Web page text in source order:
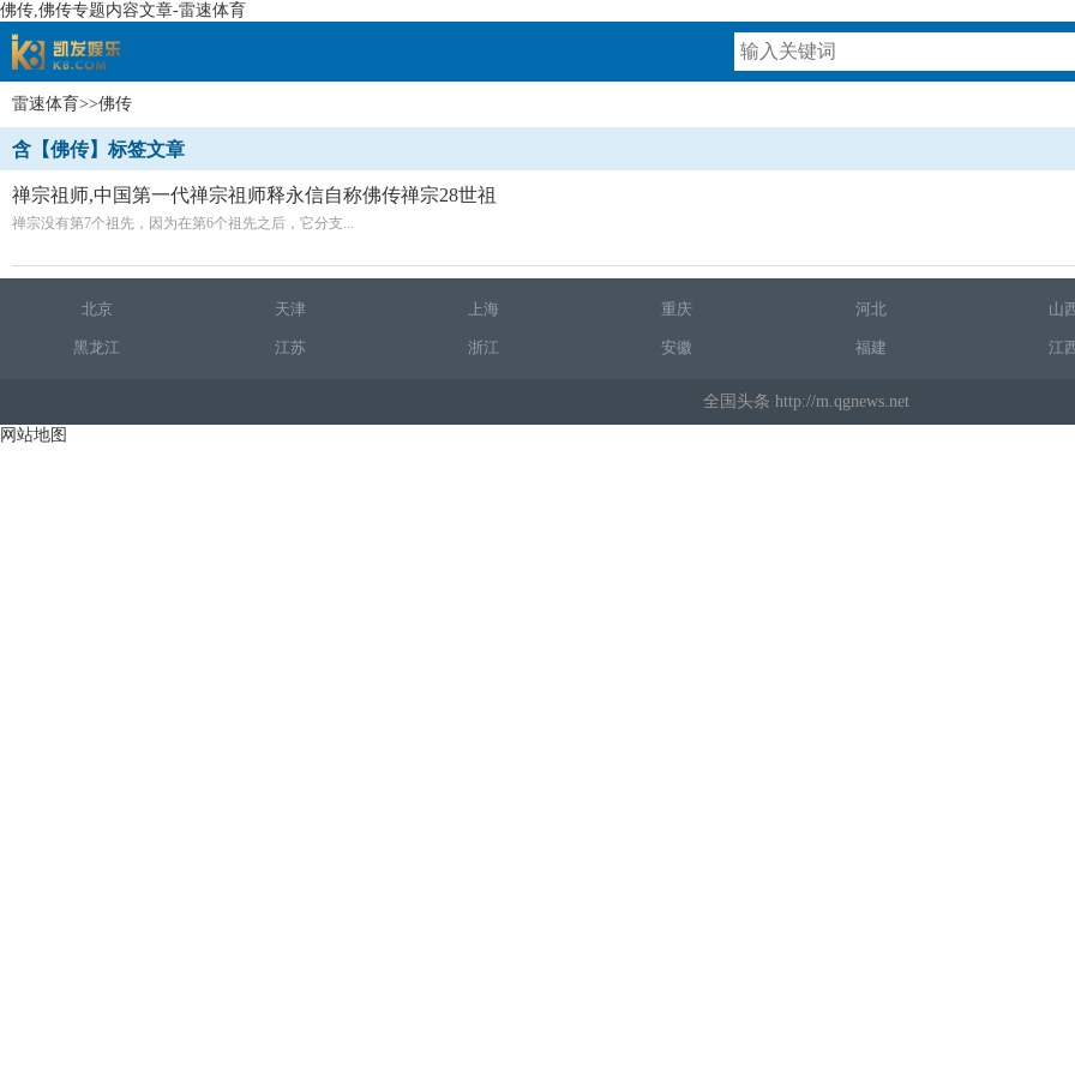
佛传,佛传专题内容文章-雷速体育
速体育
雷速体育>>佛传
含【佛传】标签文章
禅宗祖师,中国第一代禅宗祖师释永信自称佛传禅宗28世祖
禅宗没有第7个祖先，因为在第6个祖先之后，它分支...
北京 天津 上海 重庆 河北 山
黑龙江 江苏 浙江 安徽 福建 江
全国头条 http://m.qgnews.net
网站地图